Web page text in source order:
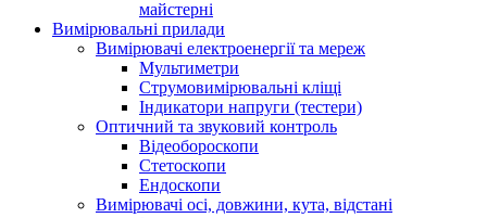
майстерні
Вимірювальні прилади
Вимірювачі електроенергії та мереж
Мультиметри
Струмовимірювальні кліщі
Індикатори напруги (тестери)
Оптичний та звуковий контроль
Відеобороскопи
Стетоскопи
Ендоскопи
Вимірювачі осі, довжини, кута, відстані